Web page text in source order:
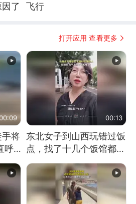
了
飞行
打开应用 查看更多
手将
呼
考
00:13
东北女子到山西玩错过饭
点，找了十几个饭馆都没
开门：午休到几点